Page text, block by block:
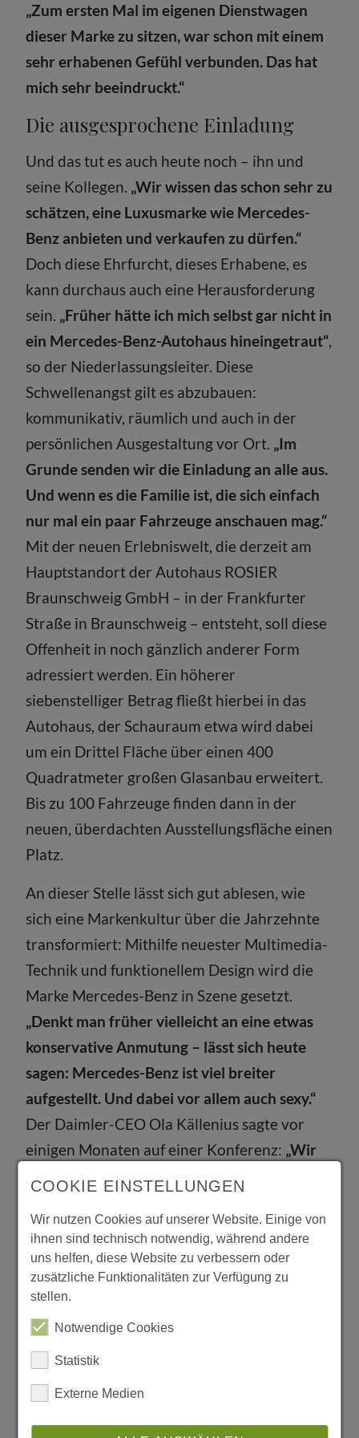
„Zum ersten Mal im eigenen Dienstwagen
dieser Marke zu sitzen, war schon mit einem
sehr erhabenen Gefühl verbunden. Das hat
mich sehr beeindruckt.“
Die ausgesprochene Einladung
Und das tut es auch heute noch – ihn und
seine Kollegen. „Wir wissen das schon sehr zu
schätzen, eine Luxusmarke wie Mercedes-
Benz anbieten und verkaufen zu dürfen.“
Doch diese Ehrfurcht, dieses Erhabene, es
kann durchaus auch eine Herausforderung
sein. „Früher hätte ich mich selbst gar nicht in
ein Mercedes-Benz-Autohaus hineingetraut“,
so der Niederlassungsleiter. Diese
Schwellenangst gilt es abzubauen:
kommunikativ, räumlich und auch in der
persönlichen Ausgestaltung vor Ort. „Im
Grunde senden wir die Einladung an alle aus.
Und wenn es die Familie ist, die sich einfach
nur mal ein paar Fahrzeuge anschauen mag.“
Mit der neuen Erlebniswelt, die derzeit am
Hauptstandort der Autohaus ROSIER
Braunschweig GmbH – in der Frankfurter
Straße in Braunschweig – entsteht, soll diese
Offenheit in noch gänzlich anderer Form
adressiert werden. Ein höherer
siebenstelliger Betrag fließt hierbei in das
Autohaus, der Schauraum etwa wird dabei
um ein Drittel Fläche über einen 400
Quadratmeter großen Glasanbau erweitert.
Bis zu 100 Fahrzeuge finden dann in der
neuen, überdachten Ausstellungsfläche einen
Platz.
An dieser Stelle lässt sich gut ablesen, wie
sich eine Markenkultur über die Jahrzehnte
transformiert: Mithilfe neuester Multimedia-
Technik und funktionellem Design wird die
Marke Mercedes-Benz in Szene gesetzt.
„Denkt man früher vielleicht an eine etwas
konservative Anmutung – lässt sich heute
sagen: Mercedes-Benz ist viel breiter
aufgestellt. Und dabei vor allem auch sexy.“
Der Daimler-CEO Ola Källenius sagte vor
einigen Monaten auf einer Konferenz: „Wir
Verstärkung in der Luxus-Positionierung.
Und eine führende Position bei
Elektroantrieben und Fahrzeug-Software.
Und genau das spreche vor allem auch eine
jüngere Kundschaft an.
genauso ein Thema wie smarte, technische
Lösungen“
COOKIE EINSTELLUNGEN
Wir nutzen Cookies auf unserer Website. Einige von
ihnen sind technisch notwendig, während andere
uns helfen, diese Website zu verbessern oder
zusätzliche Funktionalitäten zur Verfügung zu
stellen.
Notwendige Cookies
Statistik
Externe Medien